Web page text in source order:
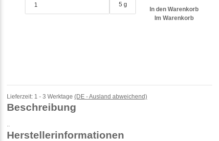
5 g
In den Warenkorb
Im Warenkorb
Lieferzeit: 1 - 3 Werktage (DE - Ausland abweichend)
Beschreibung
Herstellerinformationen